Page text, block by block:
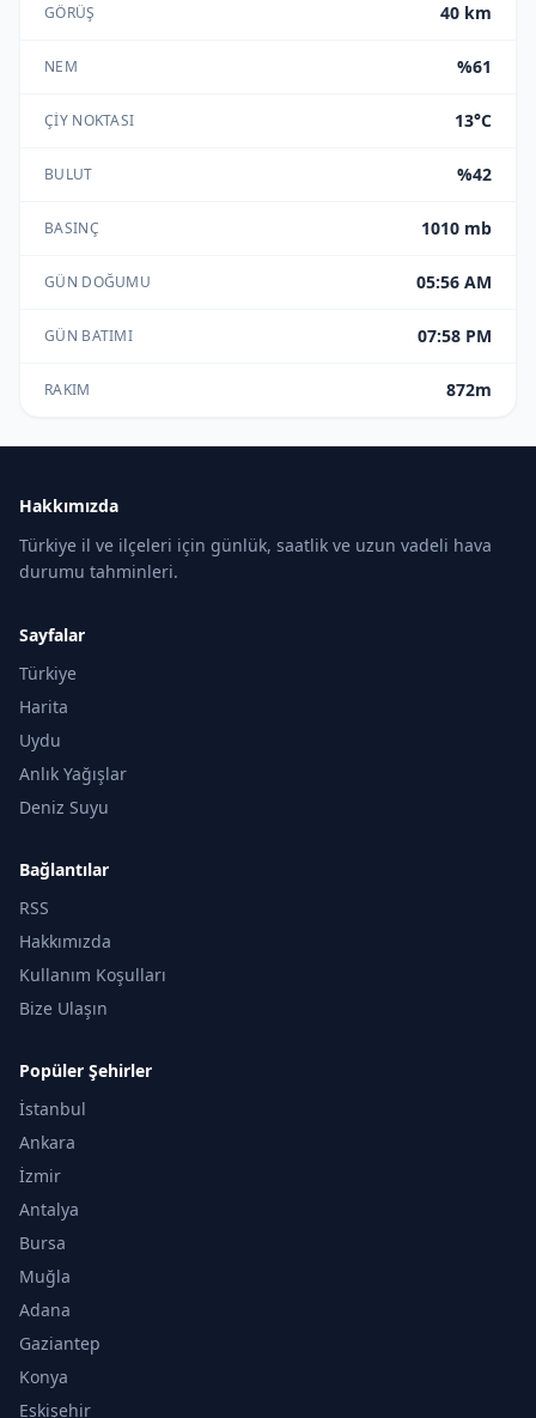
GÖRÜŞ 40 km
NEM %61
ÇIY NOKTASI 13°C
BULUT %42
BASINÇ 1010 mb
GÜN DOĞUMU 05:56 AM
GÜN BATIMI 07:58 PM
RAKIM 872m
Hakkımızda
Türkiye il ve ilçeleri için günlük, saatlik ve uzun vadeli hava
durumu tahminleri.
Sayfalar
Türkiye
Harita
Uydu
Anlık Yağışlar
Deniz Suyu
Bağlantılar
RSS
Hakkımızda
Kullanım Koşulları
Bize Ulaşın
Popüler Şehirler
İstanbul
Ankara
İzmir
Antalya
Bursa
Muğla
Adana
Gaziantep
Konya
Eskişehir